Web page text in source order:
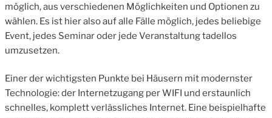
möglich, aus verschiedenen Möglichkeiten und Optionen zu
wählen. Es ist hier also auf alle Fälle möglich, jedes beliebige
Event, jedes Seminar oder jede Veranstaltung tadellos
umzusetzen.
Einer der wichtigsten Punkte bei Häusern mit modernster
Technologie: der Internetzugang per WIFI und erstaunlich
schnelles, komplett verlässliches Internet. Eine beispielhafte